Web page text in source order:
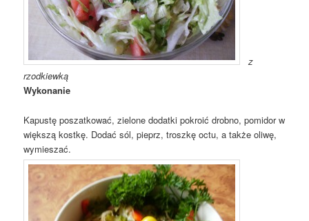
z
rzodkiewką
Wykonanie
Kapustę poszatkować, zielone dodatki pokroić drobno, pomidor w
większą kostkę. Dodać sól, pieprz, troszkę octu, a także oliwę,
wymieszać.